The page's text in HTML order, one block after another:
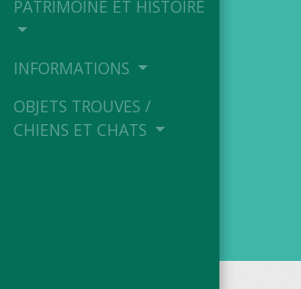
PATRIMOINE ET HISTOIRE
INFORMATIONS
OBJETS TROUVES /
CHIENS ET CHATS